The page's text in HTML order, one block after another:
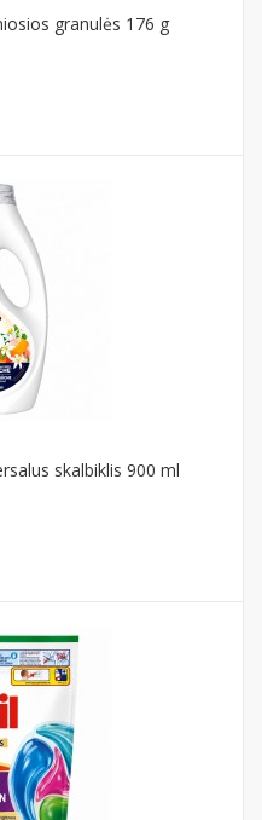
granulės 176 g
skalbiklis 900 ml